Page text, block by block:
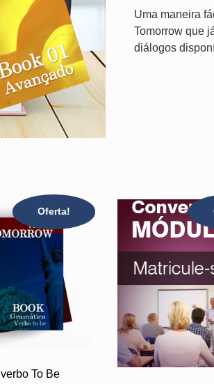
Uma maneira
Tomorrow que
diálogos
Oferta!
To Be